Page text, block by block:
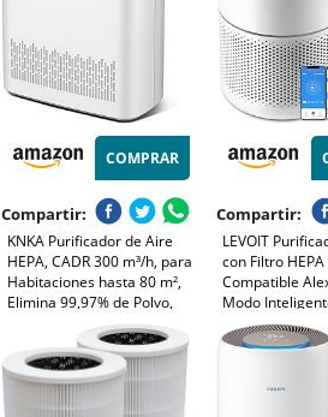
COMPRAR
Compartir:
KNKA Purificador de Aire
HEPA, CADR 300 m³/h, para
Habitaciones hasta 80 m²,
Elimina 99,97% de Polvo,
Polen y Olores, Sensor
Inteligente, Modo Auto y
Reposo, Ideal para
Fumadores y Mascotas
(APH3000)
Compartir:
LEVOIT
con Filtro
Compatible
Modo
Modo de
Elimina 99.97%
Mascota, Bajo